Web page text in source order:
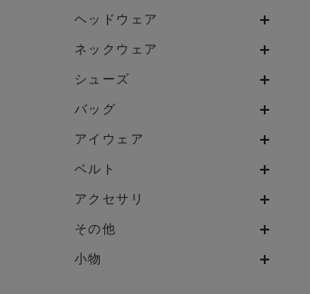
ヘッドウェア
ネックウェア
シューズ
バッグ
アイウェア
ベルト
アクセサリ
その他
小物